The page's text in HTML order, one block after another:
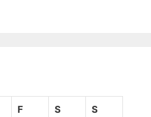
F S S